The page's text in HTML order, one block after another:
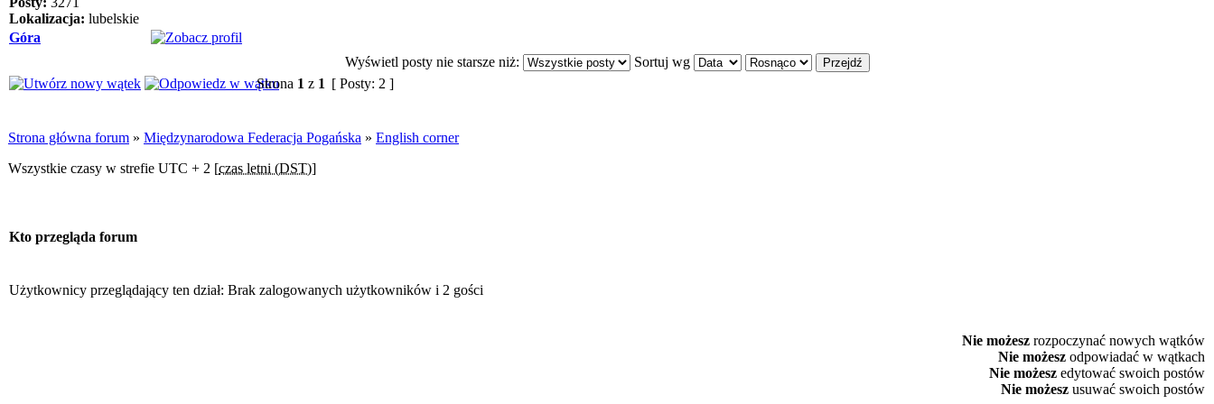
Lokalizacja: lubelskie
Góra
Wyświetl posty nie starsze niż:
Sortuj wg
Strona 1 z 1 [ Posty: 2 ]
Strona główna forum » Międzynarodowa Federacja Pogańska » English corner
Wszystkie czasy w strefie UTC + 2 [czas letni (DST)]
Kto przegląda forum
Użytkownicy przeglądający ten dział: Brak zalogowanych użytkowników i 2 gości
Nie możesz rozpoczynać nowych wątków
Nie możesz odpowiadać w wątkach
Nie możesz edytować swoich postów
Nie możesz usuwać swoich postów